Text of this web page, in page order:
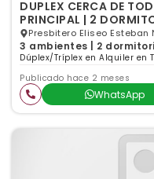
DUPLEX CERCA DE
PRINCIPAL | 2
Presbitero Eliseo Esteban
3 ambientes | 2
Dúplex/Tríplex en Alquiler en
Publicado hace 2 meses
WhatsApp